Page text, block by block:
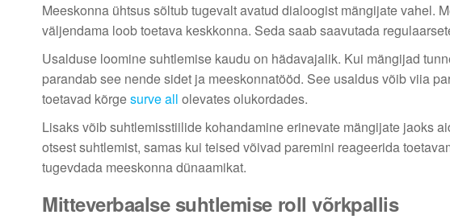
Meeskonna ühtsus sõltub tugevalt avatud dialoogist mängijate vahel.
väljendama loob toetava keskkonna. Seda saab saavutada
Usalduse loomine suhtlemise kaudu on hädavajalik. Kui mängijad
parandab see nende sidet ja meeskonnatööd. See usaldus võib viia
toetavad kõrgesurve all olevates olukordades.
Lisaks võib suhtlemisstiilide kohandamine erinevate mängijate jaoks
otsest suhtlemist, samas kui teised võivad paremini reageerida
tugevdada meeskonna dünaamikat.
Mitteverbaalse suhtlemise roll võrkpallis